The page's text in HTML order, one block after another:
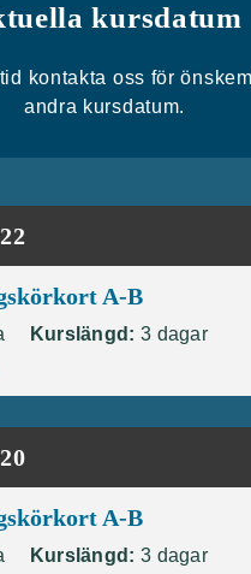
kursdatum
kontakta oss för
andra kursdatum.
A-B
Kurslängd: 3 dagar
A-B
Kurslängd: 3 dagar